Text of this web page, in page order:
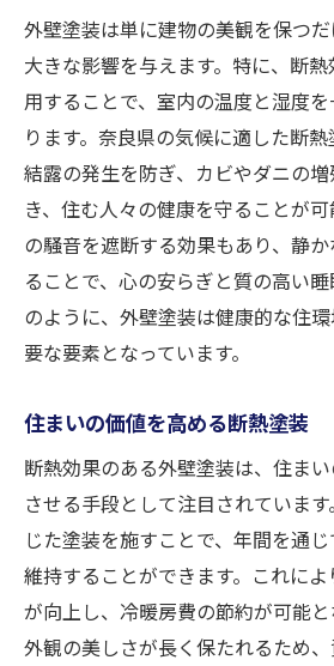
外壁塗装は単に建物の美観を保つ
大きな影響を与えます。特に、断
用することで、室内の温度と湿度
ります。奈良県の気候に適した断熱
結露の発生を防ぎ、カビやダニの
き、住む人々の健康を守ることが
の騒音を遮断する効果もあり、静
ることで、心の安らぎと質の高い
のように、外壁塗装は健康的な住
要な要素となっています。
住まいの価値を高める断熱塗装
断熱効果のある外壁塗装は、住ま
させる手段として注目されていま
じた塗装を施すことで、年間を通
維持することができます。これに
が向上し、冷暖房費の節約が可能と
外観の美しさが長く保たれるため